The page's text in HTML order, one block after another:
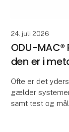
24. juli 2026
ODU-MAC®
den er i
Ofte er det
gælder
samt test og